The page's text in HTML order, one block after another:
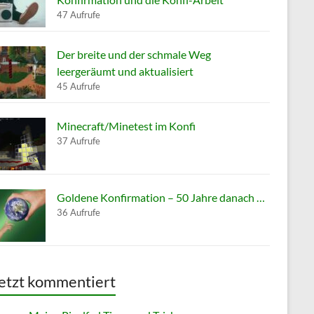
47 Aufrufe
Der breite und der schmale Weg
leergeräumt und aktualisiert
45 Aufrufe
Minecraft/Minetest im Konfi
37 Aufrufe
Goldene Konfirmation – 50 Jahre danach …
36 Aufrufe
kommentiert